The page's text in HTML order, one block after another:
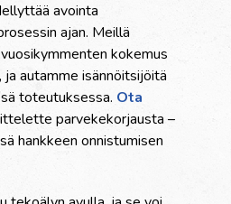
avointa
ajan. Meillä
kokemus
autamme isännöitsijöitä
toteutuksessa. Ota
parvekekorjausta –
hankkeen onnistumisen